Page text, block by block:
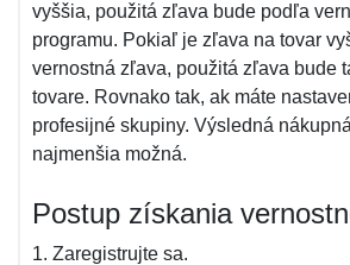
vyššia, použitá zľava bude podľa
programu. Pokiaľ je zľava na tovar
vernostná zľava, použitá zľava bude
tovare. Rovnako tak, ak máte
profesijné skupiny. Výsledná
najmenšia možná.
Postup získania
1. Zaregistrujte sa.